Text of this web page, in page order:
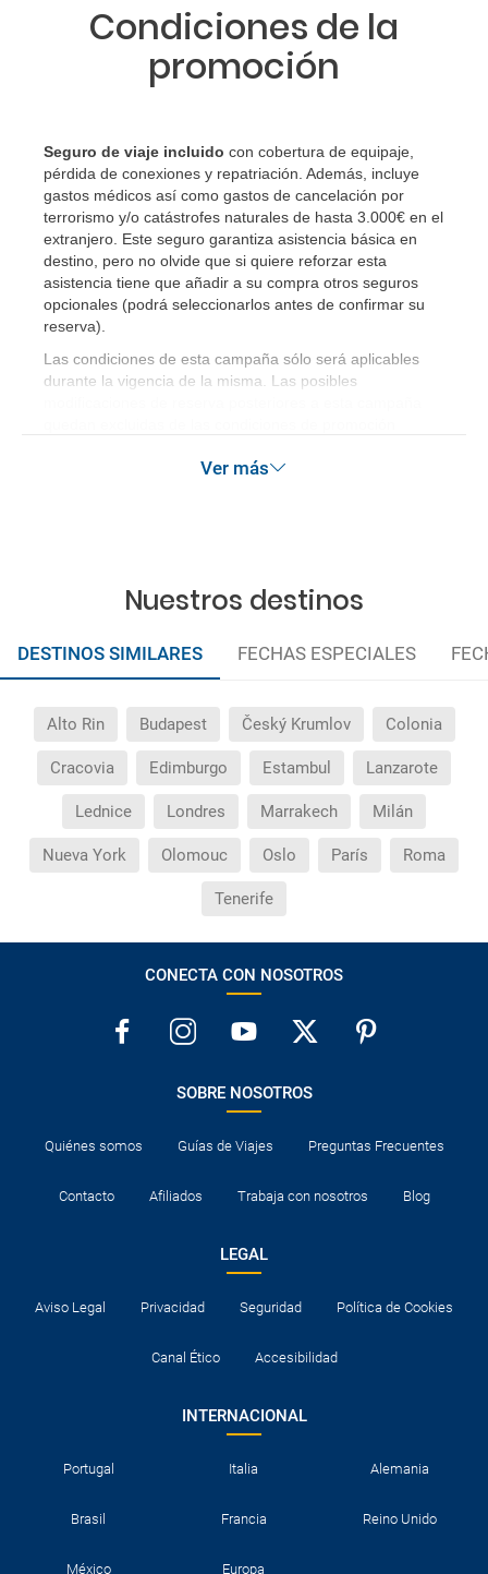
país si viajo a América?
¿Qué hago si el traslado contratado del aeropuerto
¿Necesito visado para poder ir a ...?
¿Por qué me sale el precio de un niño igual que el
precio de un adulto?
¿Cuántas veces debo imprimir el bono de los
traslados?
Condiciones de la
promoción
Seguro de viaje incluido con cobertura de equipaje,
pérdida de conexiones y repatriación. Además, incluye
gastos médicos así como gastos de cancelación por
terrorismo y/o catástrofes naturales de hasta 3.000€ en el
extranjero. Este seguro garantiza asistencia básica en
destino, pero no olvide que si quiere reforzar esta
asistencia tiene que añadir a su compra otros seguros
opcionales (podrá seleccionarlos antes de confirmar su
reserva)
Las condiciones de esta campaña sólo será aplicables
durante la vigencia de la misma. Las posibles
Ver más
Nuestros destinos
DESTINOS SIMILARES FECHAS ESPECIALES
Alto Rin Budapest Český Krumlov Colonia
Cracovia Edimburgo Estambul Lanzarote
Lednice Londres Marrakech Milán
Nueva York Olomouc Oslo París Roma
Tenerife
CONECTA CON NOSOTROS
SOBRE NOSOTROS
Quiénes somos Guías de Viajes Preguntas Frecuentes
Contacto Afiliados Trabaja con nosotros Blog
LEGAL
Aviso Legal Privacidad Seguridad Política de Cookies
Canal Ético Accesibilidad
INTERNACIONAL
Portugal Italia Alemania
Brasil Francia Reino Unido
México Europa